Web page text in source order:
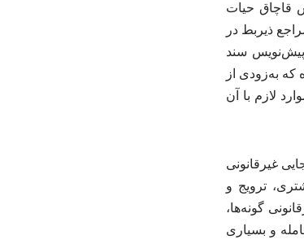
قاچاق حیات
ذیربط در
پیش‌نویس سند
به‌زودی از
لازم با آن
غیرقانونی
ترویج و
گونه‌ها،
و بسیاری